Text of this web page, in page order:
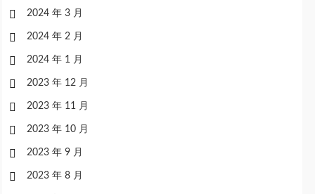
2024 年 3 月
2024 年 2 月
2024 年 1 月
2023 年 12 月
2023 年 11 月
2023 年 10 月
2023 年 9 月
2023 年 8 月